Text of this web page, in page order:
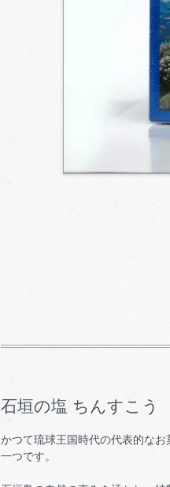
石垣の塩 ちんすこう
かつて琉球王国時代の代表的な
一つです。